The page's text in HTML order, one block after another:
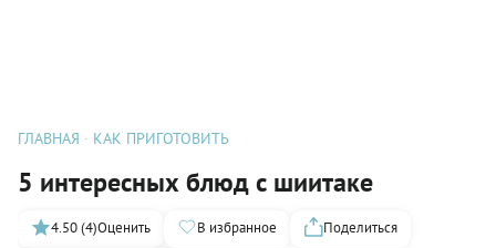
ГЛАВНАЯ КАК ПРИГОТОВИТЬ
5 интересных блюд с шиитаке
4.50 (4)Оценить В избранное
Поделиться